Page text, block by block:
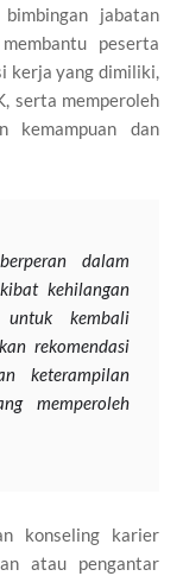
jabatan
peserta
kerja yang dimiliki,
serta memperoleh
kemampuan dan
dalam
kehilangan
untuk kembali
rekomendasi
keterampilan
memperoleh
konseling karier
atau pengantar